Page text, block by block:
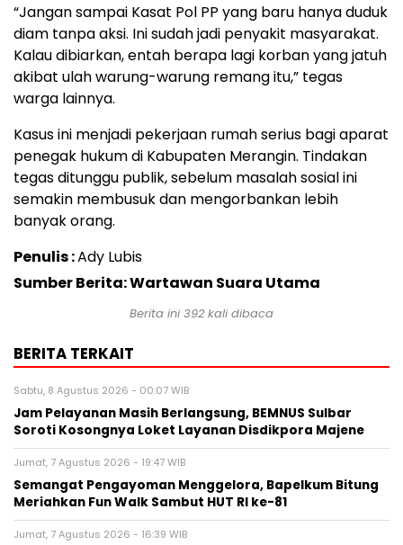
“Jangan sampai Kasat Pol PP yang baru hanya duduk
diam tanpa aksi. Ini sudah jadi penyakit masyarakat.
Kalau dibiarkan, entah berapa lagi korban yang jatuh
akibat ulah warung-warung remang itu,” tegas
warga lainnya.
Kasus ini menjadi pekerjaan rumah serius bagi aparat
penegak hukum di Kabupaten Merangin. Tindakan
tegas ditunggu publik, sebelum masalah sosial ini
semakin membusuk dan mengorbankan lebih
banyak orang.
Penulis :Ady Lubis
Sumber Berita: Wartawan Suara Utama
Berita ini 392 kali dibaca
BERITA TERKAIT
Sabtu, 8 Agustus 2026 - 00:07 WIB
Jam Pelayanan Masih Berlangsung, BEMNUS Sulbar
Soroti Kosongnya Loket Layanan Disdikpora Majene
Jumat, 7 Agustus 2026 - 19:47 WIB
Semangat Pengayoman Menggelora, Bapelkum Bitung
Meriahkan Fun Walk Sambut HUT RI ke-81
Jumat, 7 Agustus 2026 - 16:39 WIB